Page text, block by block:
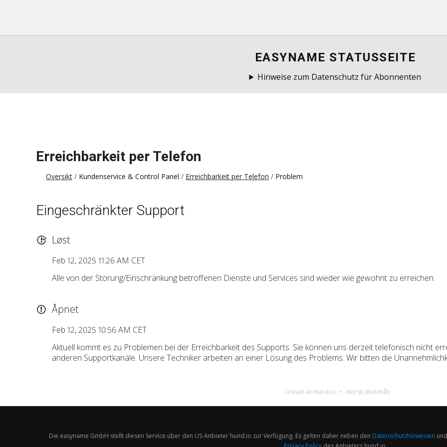
EASYNAME STATUSSEITE
Hinweise zum Datenschutz für Abonnenten
Erreichbarkeit per Telefon
Oversikt Kundenservice & Control Panel Erreichbarkeit per Telefon Problem
Eingeschränkter Support
Løst
Feb 12, 2025 11:26 AM CET
Alle von der Störung/Einschränkung betroffenen Dienste und Services sind wieder wie gewohnt zu erreichen.
Åpnet
Feb 12, 2025 10:56 AM CET
Aktuell kommt es zu Problemen bei der Erreichbarkeit des Supports. Sie können uns derzeit telefonisch nicht
anderen Supportkanäle. Unsere Techniker arbeiten an einer Lösung des Problems. Wir bitten die
Drevet av Hund.io Norsk (Bokmål)
Die easyname GmbH stellt diesen Service über den US-Anbieter hund.io zur Verfügung. Es gelten daher neben den Datenschutzhinweisen